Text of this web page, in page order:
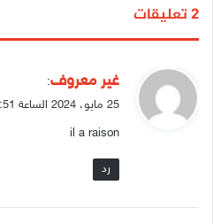
‫2 تعليقات
ي
ق
ل
غير معروف:
25 مايو، 2024 الساعة 02:51
il a raison
رد